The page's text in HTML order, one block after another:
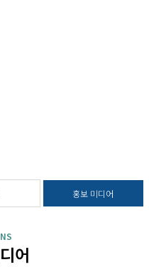
홍보 미디어
어